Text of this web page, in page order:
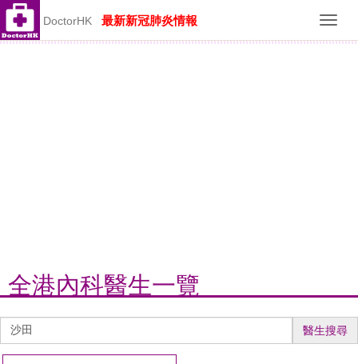
DoctorHK 最新新冠肺炎情報
全港內科醫生一覽
生
醫生搜尋